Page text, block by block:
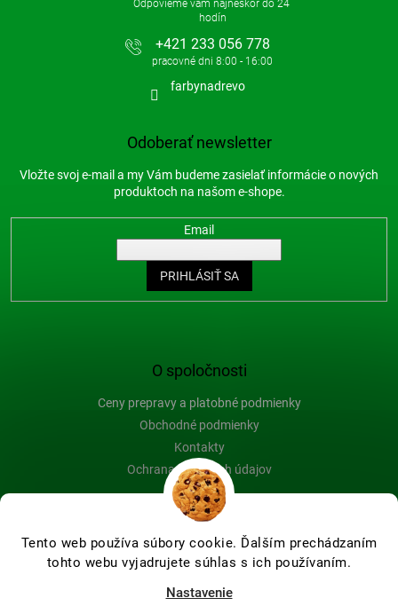
Tento web používa súbory cookie. Ďalším prechádzaním
tohto webu vyjadrujete súhlas s ich používaním.
Nastavenie
O spoločnosti
Ceny prepravy a platobné podmienky
Obchodné podmienky
Kontakty
Ochrana osobných údajov
Blog
+421 233 056 778
farbynadrevo
Odoberať newsletter
Vložte svoj e-mail a my Vám budeme zasielať informácie o nových
produktoch na našom e-shope.
Email
PRIHLÁSIŤ SA